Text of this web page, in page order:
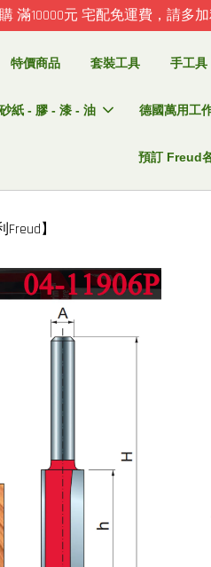
滿10000元 宅配免運費，請多
特價商品 套裝工具 手工具
紙 - 膠 - 漆 - 油 德國萬用工
預訂 Freud
】